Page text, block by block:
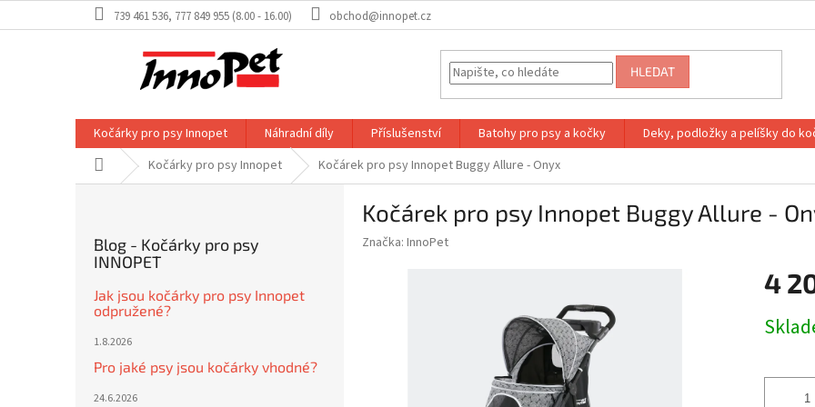
na
739 461 536, 777 849 955 (8.00 - 16.00) obchod@innopet.cz
HLEDAT
Kočárky pro psy Innopet Náhradní díly Příslušenství Batohy pro psy a kočky
Deky, podložky a pelíšky do
Domů Kočárky pro psy Innopet Kočárek pro psy Innopet Buggy Allure - Onyx
Blog - Kočárky pro psy
INNOPET
Jak jsou kočárky pro psy Innopet
odpružené?
1.8.2026
Pro jaké psy jsou kočárky vhodné?
24.6.2026
Kočárek pro psy Innopet Buggy Allure -
Značka: InnoPet
4
cena: